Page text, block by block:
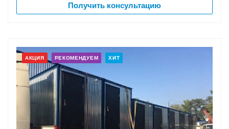
Получить консультацию
АКЦИЯ РЕКОМЕНДУЕМ ХИТ